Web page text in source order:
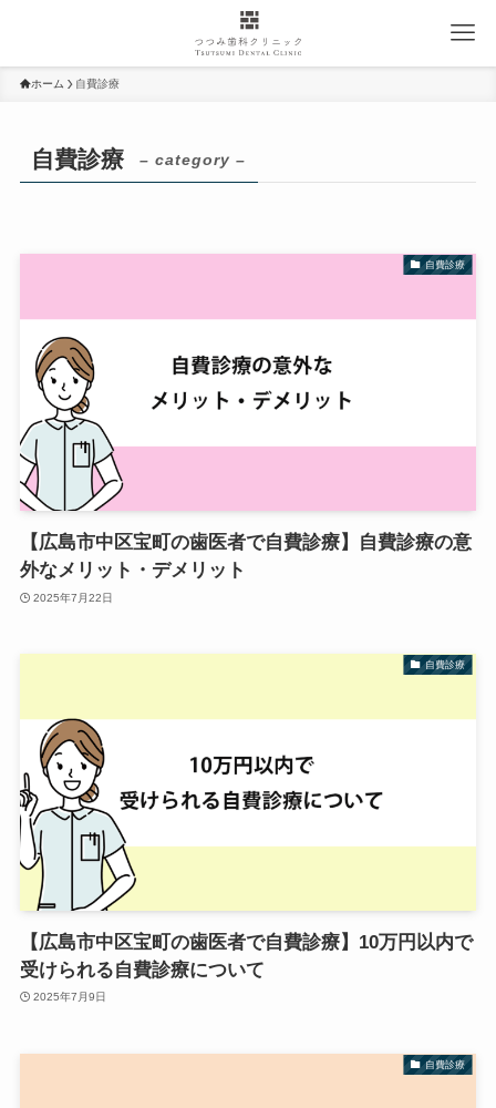
ホーム 自費診療
自費診療 – category –
自費診療
【広島市中区宝町の歯医者で自費診療】自費診療の意
外なメリット・デメリット
2025年7月22日
自費診療
【広島市中区宝町の歯医者で自費診療】10万円以内で
受けられる自費診療について
2025年7月9日
自費診療